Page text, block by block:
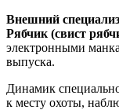
Внешний
Рябчик (свист
электронными
выпуска.
Динамик
к месту охоты,